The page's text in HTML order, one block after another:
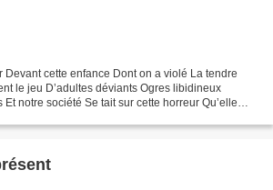
Devant cette enfance Dont on a violé La tendre
le jeu D’adultes déviants Ogres libidineux
Et notre société Se tait sur cette horreur Qu’elle